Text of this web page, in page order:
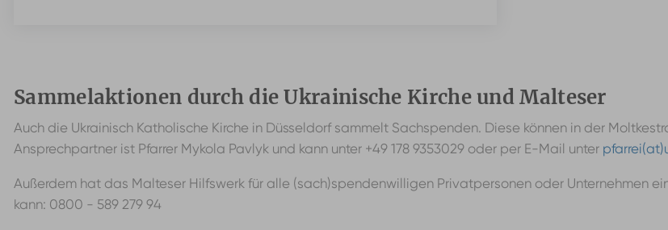
Sammelaktionen durch die Ukrainische Kirche und Malteser
Auch die Ukrainisch Katholische Kirche in Düsseldorf sammelt Sachspenden. Diese können in der
Ansprechpartner ist Pfarrer Mykola Pavlyk und kann unter +49 178 9353029 oder per E-Mail unter
Außerdem hat das Malteser Hilfswerk für alle (sach)spendenwilligen Privatpersonen oder Unternehmen
kann: 0800 - 589 279 94